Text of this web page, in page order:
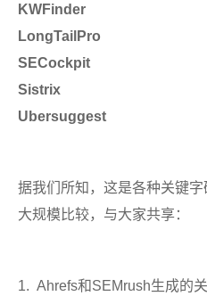
KWFinder
LongTailPro
SECockpit
Sistrix
Ubersuggest
据我们所知，这是各种关键
大规模比较，与大家共享：
1. Ahrefs和SEMrush生成的